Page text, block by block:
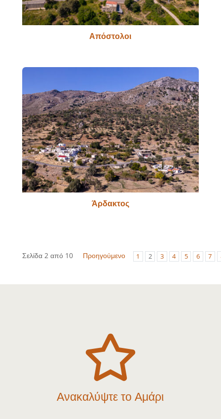
Απόστολοι
Άρδακτος
Σελίδα 2 από 10 Προηγούμενο 1 2 3 4 5 6 7

Ανακαλύψτε το Αμάρι